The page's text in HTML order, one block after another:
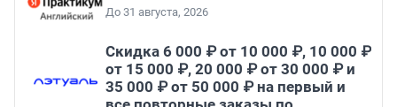
До 31 августа, 2026
Скидка 6 000 ₽ от 10 000 ₽, 10 000 ₽
от 15 000 ₽, 20 000 ₽ от 30 000 ₽ и
35 000 ₽ от 50 000 ₽ на первый и